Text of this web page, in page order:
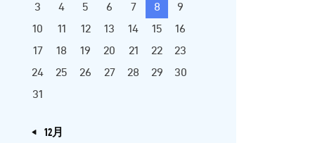
3
4 5 6 7 8
9
10
11 12 13 14 15
16
17
18 19 20 21 22
23
24
25 26 27 28 29
30
31
« 12月